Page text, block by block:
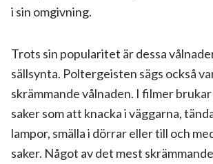
i sin omgivning.
Trots sin popularitet är dessa
sällsynta. Poltergeisten sägs också
skrämmande vålnaden. I filmer
saker som att knacka i väggarna,
lampor, smälla i dörrar eller till och
saker. Något av det mest